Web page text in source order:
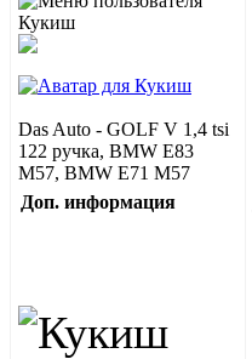
Das Auto - GOLF V 1,4 tsi
122 ручка, BMW E83
M57, BMW E71 M57
Доп. информация